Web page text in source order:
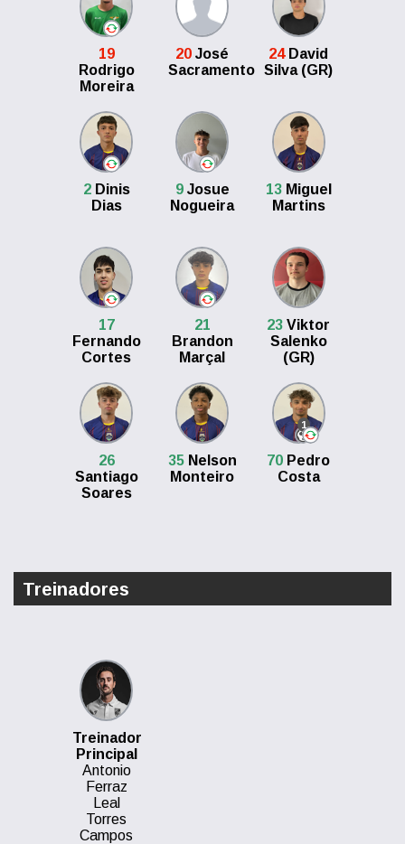
19
Rodrigo
Moreira
20 José
Sacramento
24David
Silva (GR)
2Dinis
Dias
9Josue
Nogueira
13Miguel
Martins
17
Fernando
Cortes
21
Brandon
Marçal
23 Viktor
Salenko
(GR)
26
Santiago
Soares
35Nelson
Monteiro
1
70 Pedro
Costa
Treinadores
Treinador
Principal
Antonio
Ferraz
Leal
Torres
Campos